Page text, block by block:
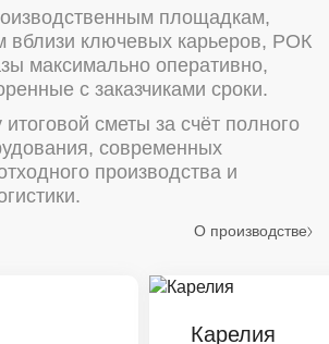
площадкам,
вблизи ключевых карьеров, РОК
максимально оперативно,
с заказчиками сроки.
сметы за счёт полного
современных
производства и
О производстве
Карелия